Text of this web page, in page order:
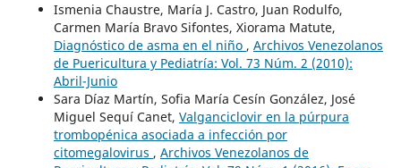
Ismenia Chaustre, María J. Castro, Juan Rodulfo,
Carmen María Bravo Sifontes, Xiorama Matute,
Diagnóstico de asma en el niño , Archivos Venezolanos
de Puericultura y Pediatría: Vol. 73 Núm. 2 (2010):
Abril-Junio
Sara Díaz Martín, Sofia María Cesín González, José
Miguel Sequí Canet, Valganciclovir en la púrpura
trombopénica asociada a infección por
citomegalovirus , Archivos Venezolanos de